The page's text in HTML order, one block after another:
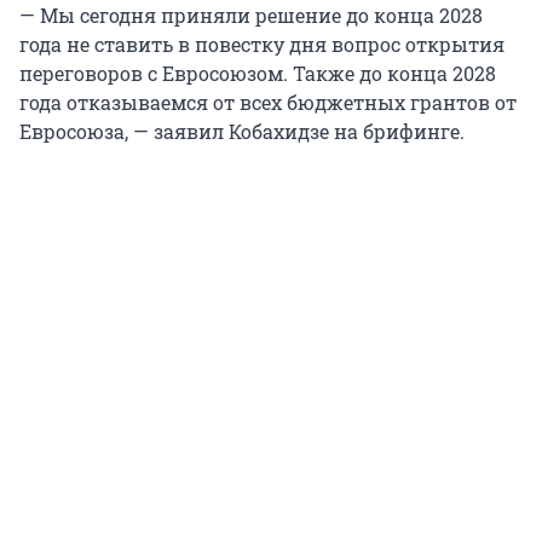
— Мы сегодня приняли решение до конца 2028
года не ставить в повестку дня вопрос открытия
переговоров с Евросоюзом. Также до конца 2028
года отказываемся от всех бюджетных грантов от
Евросоюза, — заявил Кобахидзе на брифинге.